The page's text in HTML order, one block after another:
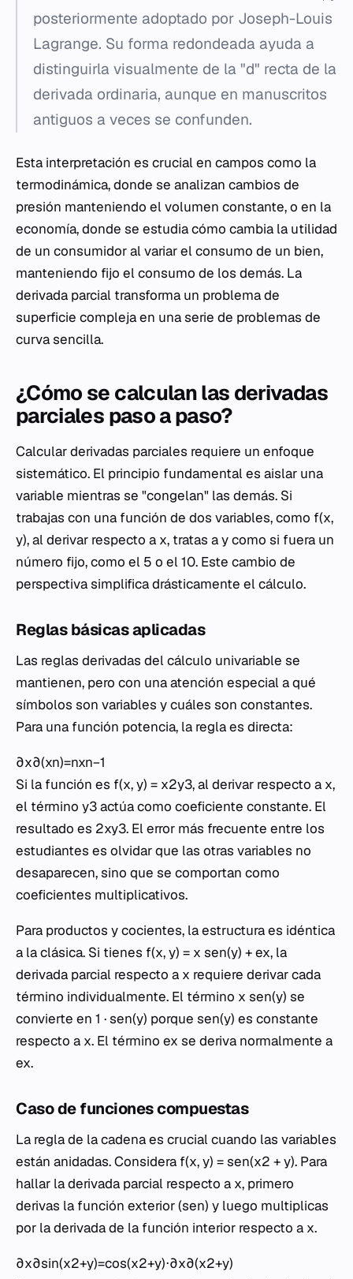
posteriormente adoptado por Joseph-Louis
Lagrange. Su forma redondeada ayuda a
distinguirla visualmente de la "d" recta de la
derivada ordinaria, aunque en manuscritos
antiguos a veces se confunden.
Esta interpretación es crucial en campos como la
termodinámica, donde se analizan cambios de
presión manteniendo el volumen constante, o en la
economía, donde se estudia cómo cambia la utilidad
de un consumidor al variar el consumo de un bien,
manteniendo fijo el consumo de los demás. La
derivada parcial transforma un problema de
superficie compleja en una serie de problemas de
curva sencilla.
¿Cómo se calculan las derivadas
parciales paso a paso?
Calcular derivadas parciales requiere un enfoque
sistemático. El principio fundamental es aislar una
variable mientras se "congelan" las demás. Si
trabajas con una función de dos variables, como f(x,
y), al derivar respecto a x, tratas aycomo si fuera un
número fijo, como el 5 o el 10. Este cambio de
perspectiva simplifica drásticamente el cálculo.
Reglas básicas aplicadas
Las reglas derivadas del cálculo univariable se
mantienen, pero con una atención especial a qué
símbolos son variables y cuáles son constantes.
Para una función potencia, la regla es directa:
∂x∂​(xn)=nxn−1
Si la función es f(x,y) = x2y3, al derivar respecto a x,
el término y3 actúa como coeficiente constante. El
resultado es 2xy3. El error más frecuente entre los
estudiantes es olvidar que las otras variables no
desaparecen, sino que se comportan como
coeficientes multiplicativos.
Para productos y cocientes, la estructura es idéntica
a la clásica. Si tienes f(x,y) = x sen(y) +ex, la
derivada parcial respecto a x requiere derivar cada
término individualmente. El término x sen(y) se
convierte en 1 ·sen(y) porque sen(y) es constante
respecto a x. El término ex se deriva normalmente a
ex.
Caso de funciones compuestas
La regla de la cadena es crucial cuando las variables
están anidadas. Considera f(x,y) =sen(x2 +y). Para
hallar la derivada parcial respecto a x, primero
derivas la función exterior (sen) y luego multiplicas
por la derivada de la función interior respecto a x.
∂x∂​sin(x2+y)=cos(x2+y)⋅∂x∂​(x2+y)